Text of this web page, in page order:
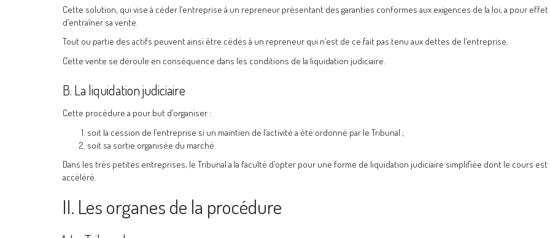
Cette solution, qui vise à céder l’entreprise à un repreneur présentant des garanties conformes aux exigences de la loi, a pour effet
d’entraîner sa vente.
Tout ou partie des actifs peuvent ainsi être cédés à un repreneur qui n’est de ce fait pas tenu aux dettes de l’entreprise.
Cette vente se déroule en conséquence dans les conditions de la liquidation judiciaire.
B. La liquidation judiciaire
Cette procédure a pour but d’organiser :
soit la cession de l’entreprise si un maintien de l’activité a été ordonné par le Tribunal ;
soit sa sortie organisée du marché.
Dans les très petites entreprises, le Tribunal a la faculté d’opter pour une forme de liquidation judiciaire simplifiée dont le cours est
accéléré.
II. Les organes de la procédure